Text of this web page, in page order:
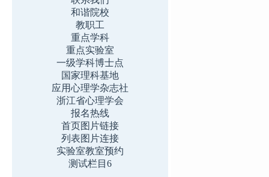
和谐院校
教职工
重点学科
重点实验室
一级学科博士点
国家理科基地
应用心理学杂志社
浙江省心理学会
报名热线
首页图片链接
列表图片连接
实验室教室预约
测试栏目6